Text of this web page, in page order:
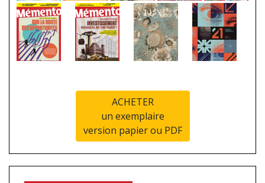
ACHETER
un exemplaire
version papier ou PDF